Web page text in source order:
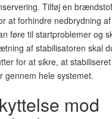
Tilføj en
at forhindre nedbrydning
føre til startproblemer og
af stabilisatoren skal
for at sikre, at
gennem hele systemet.
mod